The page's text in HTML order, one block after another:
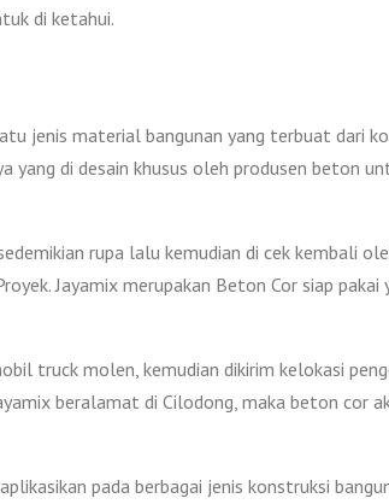
di ketahui.
jenis material bangunan yang terbuat dari
yang di desain khusus oleh produsen beton
rupa lalu kemudian di cek kembali
Jayamix merupakan Beton Cor siap
truck molen, kemudian dikirim kelokasi
beralamat di Cilodong, maka beton cor
pada berbagai jenis konstruksi